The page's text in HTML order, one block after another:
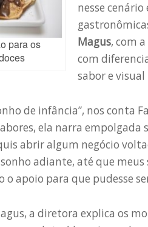
para os
nesse
Magus, com
com
sabor e
de infância”, nos conta
ela narra
abrir algum negócio
sonho adiante, até que
apoio para que pudesse
a diretora explica os